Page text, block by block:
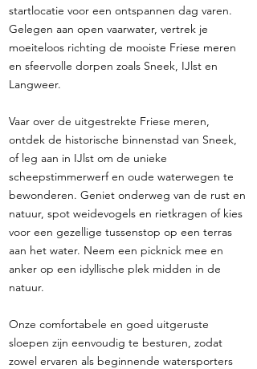
startlocatie voor een ontspannen dag varen.
Gelegen aan open vaarwater, vertrek je
moeiteloos richting de mooiste Friese meren
en sfeervolle dorpen zoals Sneek, IJlst en
Langweer.
Vaar over de uitgestrekte Friese meren,
ontdek de historische binnenstad van Sneek,
of leg aan in IJlst om de unieke
scheepstimmerwerf en oude waterwegen te
bewonderen. Geniet onderweg van de rust en
natuur, spot weidevogels en rietkragen of kies
voor een gezellige tussenstop op een terras
aan het water. Neem een picknick mee en
anker op een idyllische plek midden in de
natuur.
Onze comfortabele en goed uitgeruste
sloepen zijn eenvoudig te besturen, zodat
zowel ervaren als beginnende watersporters